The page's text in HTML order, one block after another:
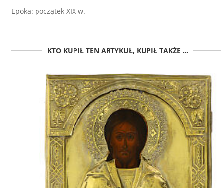
Epoka: początek XIX w.
KTO KUPIŁ TEN ARTYKUŁ, KUPIŁ TAKŻE ...